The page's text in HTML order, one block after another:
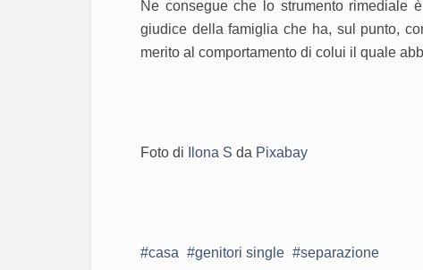
Ne consegue che lo strumento rimediale
giudice della famiglia che ha, sul punto,
merito al comportamento di colui il quale
Foto di Ilona S da Pixabay
casa genitori single separazione